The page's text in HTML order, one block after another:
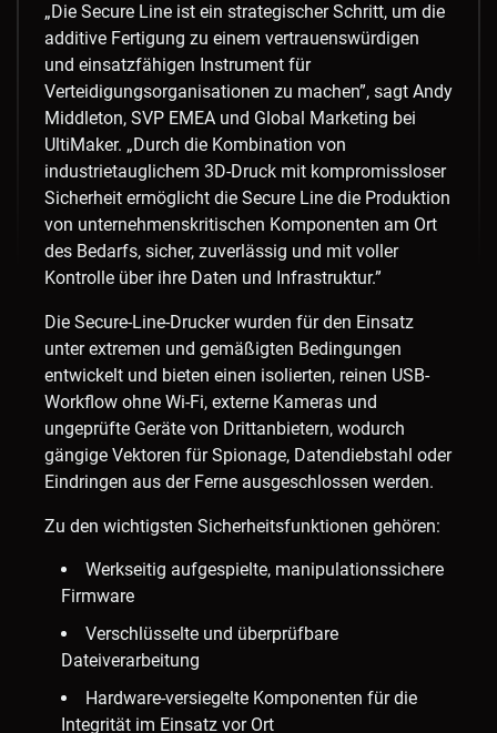
„Die Secure Line ist ein strategischer Schritt, um die
additive Fertigung zu einem vertrauenswürdigen
und einsatzfähigen Instrument für
Verteidigungsorganisationen zu machen”, sagt Andy
Middleton, SVP EMEA und Global Marketing bei
UltiMaker. „Durch die Kombination von
industrietauglichem 3D-Druck mit kompromissloser
Sicherheit ermöglicht die Secure Line die Produktion
von unternehmenskritischen Komponenten am Ort
des Bedarfs, sicher, zuverlässig und mit voller
Kontrolle über ihre Daten und Infrastruktur.”
Die Secure-Line-Drucker wurden für den Einsatz
unter extremen und gemäßigten Bedingungen
entwickelt und bieten einen isolierten, reinen USB-
Workflow ohne Wi-Fi, externe Kameras und
ungeprüfte Geräte von Drittanbietern, wodurch
gängige Vektoren für Spionage, Datendiebstahl oder
Eindringen aus der Ferne ausgeschlossen werden.
Zu den wichtigsten Sicherheitsfunktionen gehören:
Werkseitig aufgespielte, manipulationssichere
Firmware
Verschlüsselte und überprüfbare
Dateiverarbeitung
Hardware-versiegelte Komponenten für die
Integrität im Einsatz vor Ort